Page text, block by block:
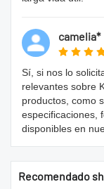
camelia*
Sí, si nos lo
relevantes sobre
productos, como
especificaciones,
disponibles en
Recomendado